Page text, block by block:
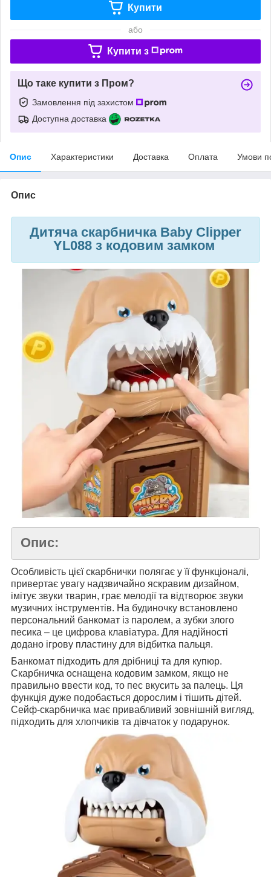
Купити
або
Купити з
Що таке купити з Пром?
Замовлення під захистом
Доступна доставка
Опис Характеристики Доставка Оплата Умови
Опис
Дитяча скарбничка Baby Clipper
YL088 з кодовим замком
Опис:
Особливість цієї скарбнички полягає у її функціоналі,
привертає увагу надзвичайно яскравим дизайном,
імітує звуки тварин, грає мелодії та відтворює звуки
музичних інструментів. На будиночку встановлено
персональний банкомат із паролем, а зубки злого
песика – це цифрова клавіатура. Для надійності
додано ігрову пластину для відбитка пальця.
Банкомат підходить для дрібниці та для купюр.
Скарбничка оснащена кодовим замком, якщо не
правильно ввести код, то пес вкусить за палець. Ця
функція дуже подобається дорослим і тішить дітей.
Сейф-скарбничка має привабливий зовнішній вигляд,
підходить для хлопчиків та дівчаток у подарунок.